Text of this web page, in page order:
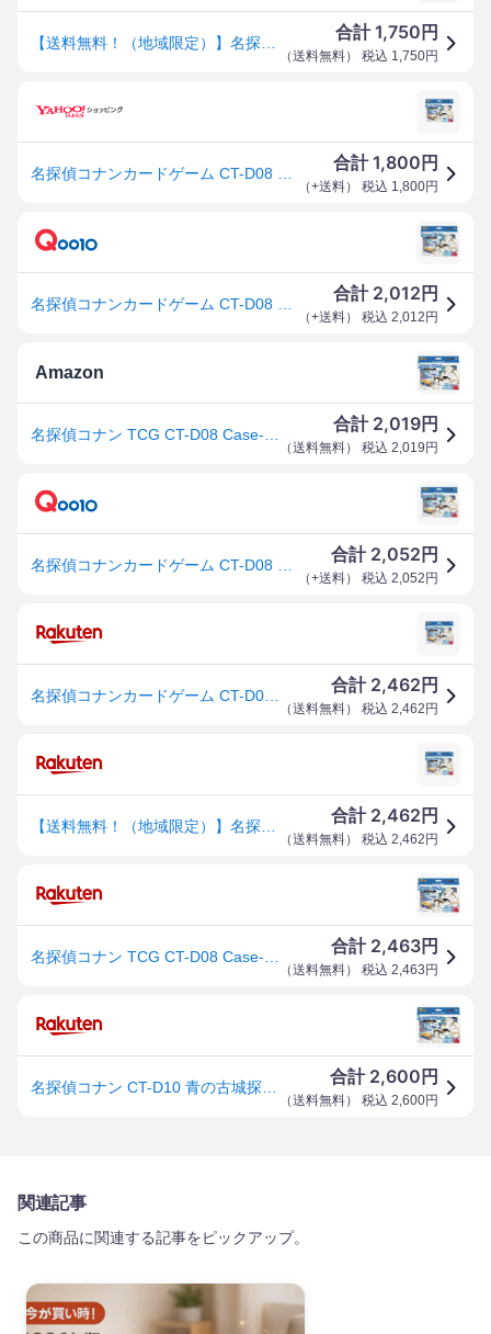
合計1,750 円
（送料無料） 税込 1,750円
合計1,800 円
（+送料） 税込 1,800円
合計 2,012 円
（+送料） 税込 2,012 円
Amazon
合計 2,019円
（送料無料） 税込 2,019 円
合計 2,052 円
（+送料） 税込 2,052 円
合計 2,462 円
（送料無料） 税込 2,462 円
合計 2,462 円
（送料無料） 税込 2,462 円
合計 2,463円
（送料無料） 税込 2,463 円
合計 2,600 円
（送料無料） 税込 2,600円
関連記事
この商品に関連する記事をピックアップ。